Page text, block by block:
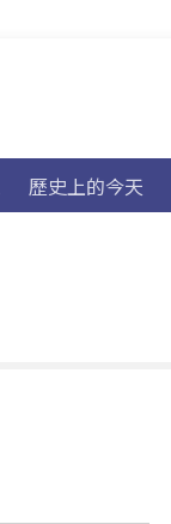
歷史上的今天